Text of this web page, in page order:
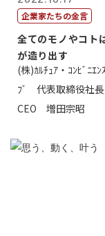
企業家たちの金言
全てのモノやコト
が造り出す
(株)ｶﾙﾁｭｱ・ｺﾝﾋﾞﾆｴﾝ
ﾌﾞ 代表取締役社
CEO 増田宗昭